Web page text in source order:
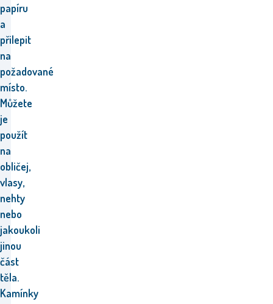
papíru
a
přilepit
na
požadované
místo.
Můžete
je
použít
na
obličej,
vlasy,
nehty
nebo
jakoukoli
jinou
část
těla.
Kamínky